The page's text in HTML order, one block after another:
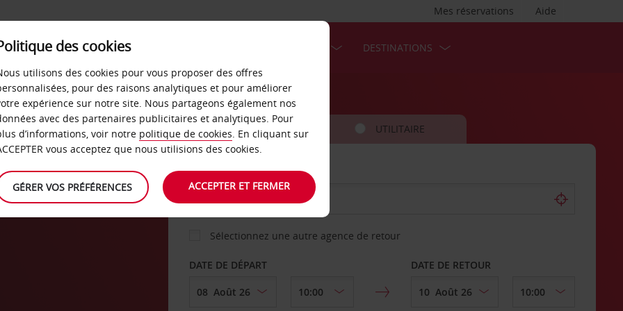
Aide
Mes réservations
LIBRE-SERVICE DESTINATIONS
VOITURE UTILITAIRE
AGENCE DE DÉPART
Sélectionnez une autre agence de retour
DATE DE DÉPART DATE DE RETOUR
des cookies
utilisons des cookies pour vous proposer des offres
pour des raisons analytiques et pour améliorer
expérience sur notre site. Nous partageons également nos
avec des partenaires publicitaires et analytiques. Pour
d’informations, voir notre politique de cookies. En cliquant sur
vous acceptez que nous utilisions des cookies.
GÉRER VOS PRÉFÉRENCES ACCEPTER ET FERMER